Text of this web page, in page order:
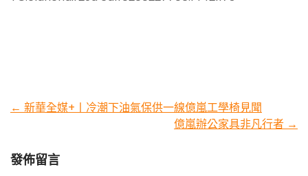
Post
← 新華全媒+丨冷潮下油氣保供一線億嵐工學椅見聞
億嵐辦公家具非凡行者 →
發佈留言